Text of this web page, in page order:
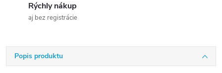
Rýchly nákup
aj bez registrácie
Popis produktu